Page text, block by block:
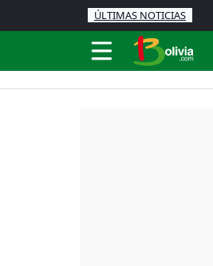
ÚLTIMAS NOTICIAS